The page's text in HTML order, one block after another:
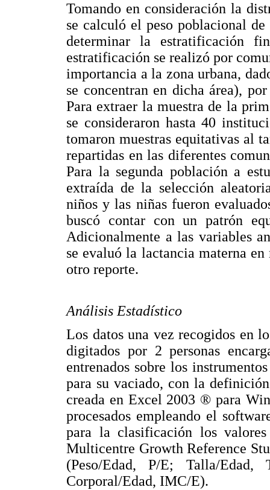
Tomando en consideración la
se calculó el peso poblacional
determinar la estratificación
estratificación se realizó por
importancia a la zona urbana,
se concentran en dicha área),
Para extraer la muestra de la
se consideraron hasta 40
tomaron muestras equitativas al
repartidas en las diferentes
Para la segunda población a
extraída de la selección
niños y las niñas fueron
buscó contar con un patrón
Adicionalmente a las variables
se evaluó la lactancia materna
otro reporte.
Análisis Estadístico
Los datos una vez recogidos en
digitados por 2 personas
entrenados sobre los
para su vaciado, con la
creada en Excel 2003 ® para
procesados empleando el
para la clasificación los
Multicentre Growth Reference
(Peso/Edad, P/E; Talla/
Corporal/Edad, IMC/E).